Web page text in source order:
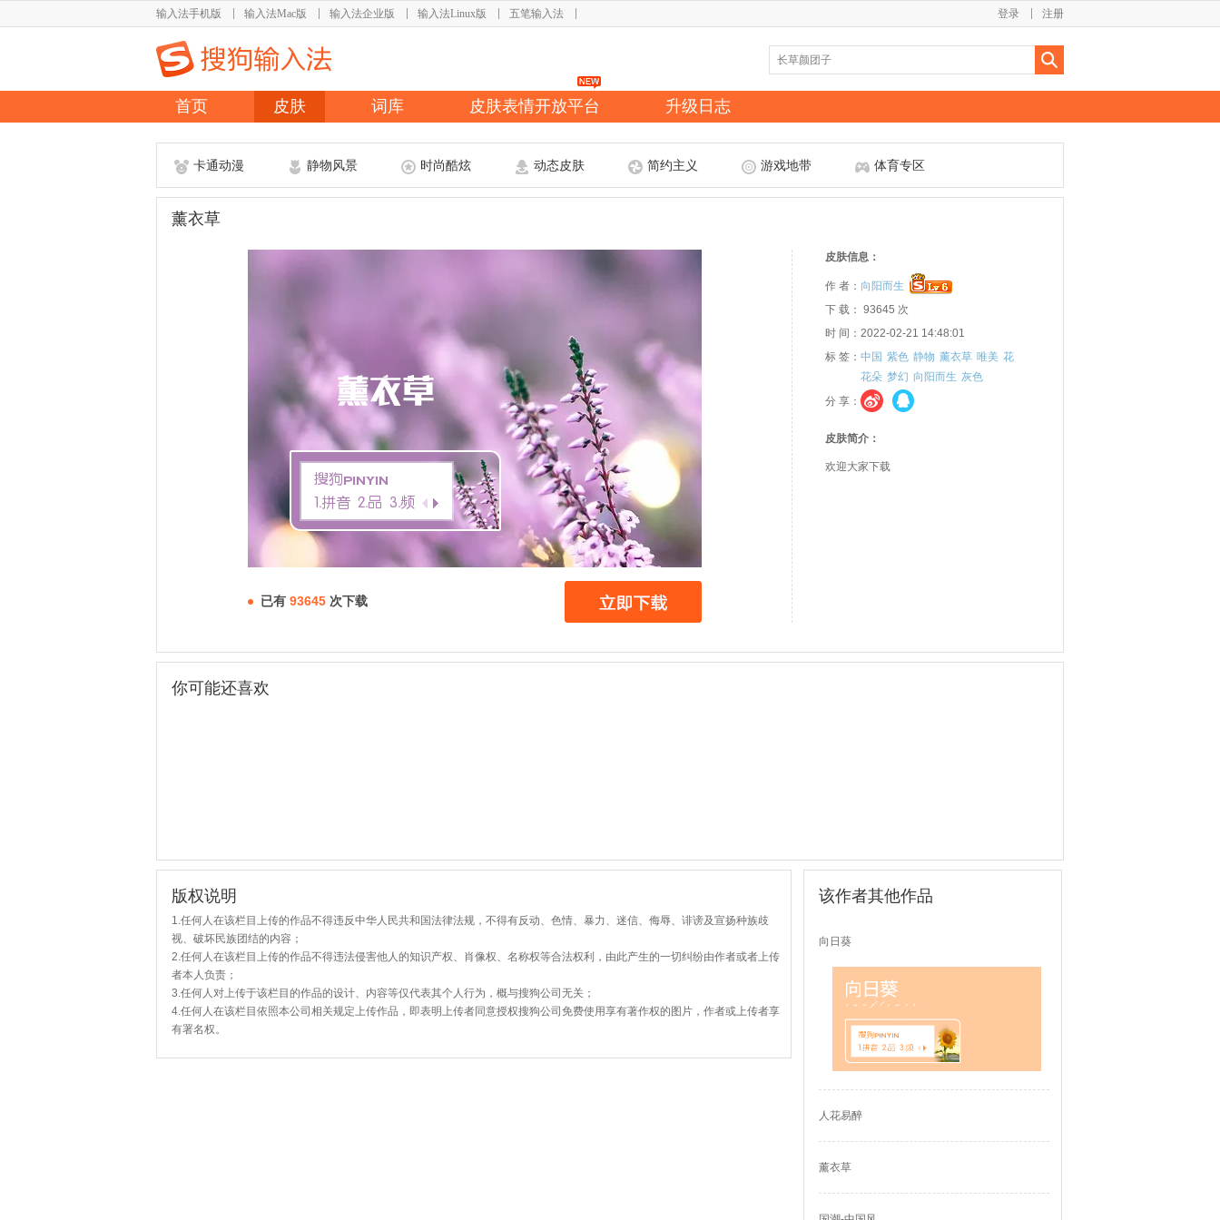
输入法手机版 输入法Mac版 输入法企业版 输入法Linux版 五笔输入法 注册
登录
首页 皮肤 词库 皮肤表情开放平台 升级日志
卡通动漫 静物风景 时尚酷炫 动态皮肤 简约主义 游戏地带 体育专区
薰衣草
已有 93645 次下载
皮肤信息：
作 者： 向阳而生
下 载： 93645 次
时 间：2022-02-21 14:48:01
标 签： 中国 紫色 静物 薰衣草 唯美 花
花朵 梦幻 向阳而生 灰色
分 享：
皮肤简介：
欢迎大家下载
你可能还喜欢
版权说明
1.任何人在该栏目上传的作品不得违反中华人民共和国法律法规，不得有反动、色情、暴力、迷信、侮辱、诽谤及宣扬种族歧
视、破坏民族团结的内容；
2.任何人在该栏目上传的作品不得违法侵害他人的知识产权、肖像权、名称权等合法权利，由此产生的一切纠纷由作者或者上传
者本人负责；
3.任何人对上传于该栏目的作品的设计、内容等仅代表其个人行为，概与搜狗公司无关；
4.任何人在该栏目依照本公司相关规定上传作品，即表明上传者同意授权搜狗公司免费使用享有著作权的图片，作者或上传者享
有署名权。
该作者其他作品
向日葵
人花易醉
薰衣草